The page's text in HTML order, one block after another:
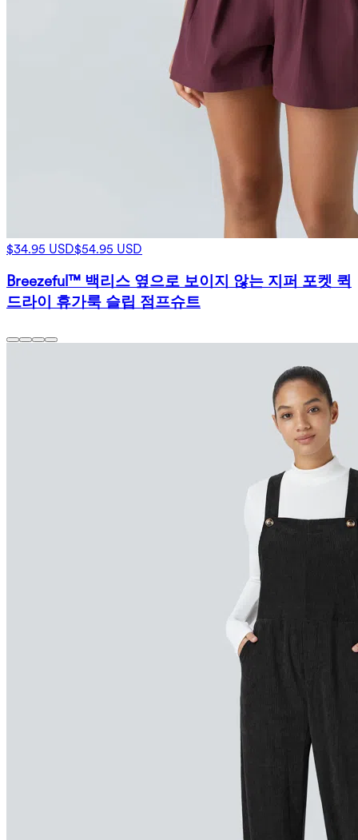
$34.95 USD$54.95 USD
Breezeful™ 백리스 옆으로 보이지 않는 지퍼 포켓 퀵
드라이 휴가룩 슬립 점프슈트